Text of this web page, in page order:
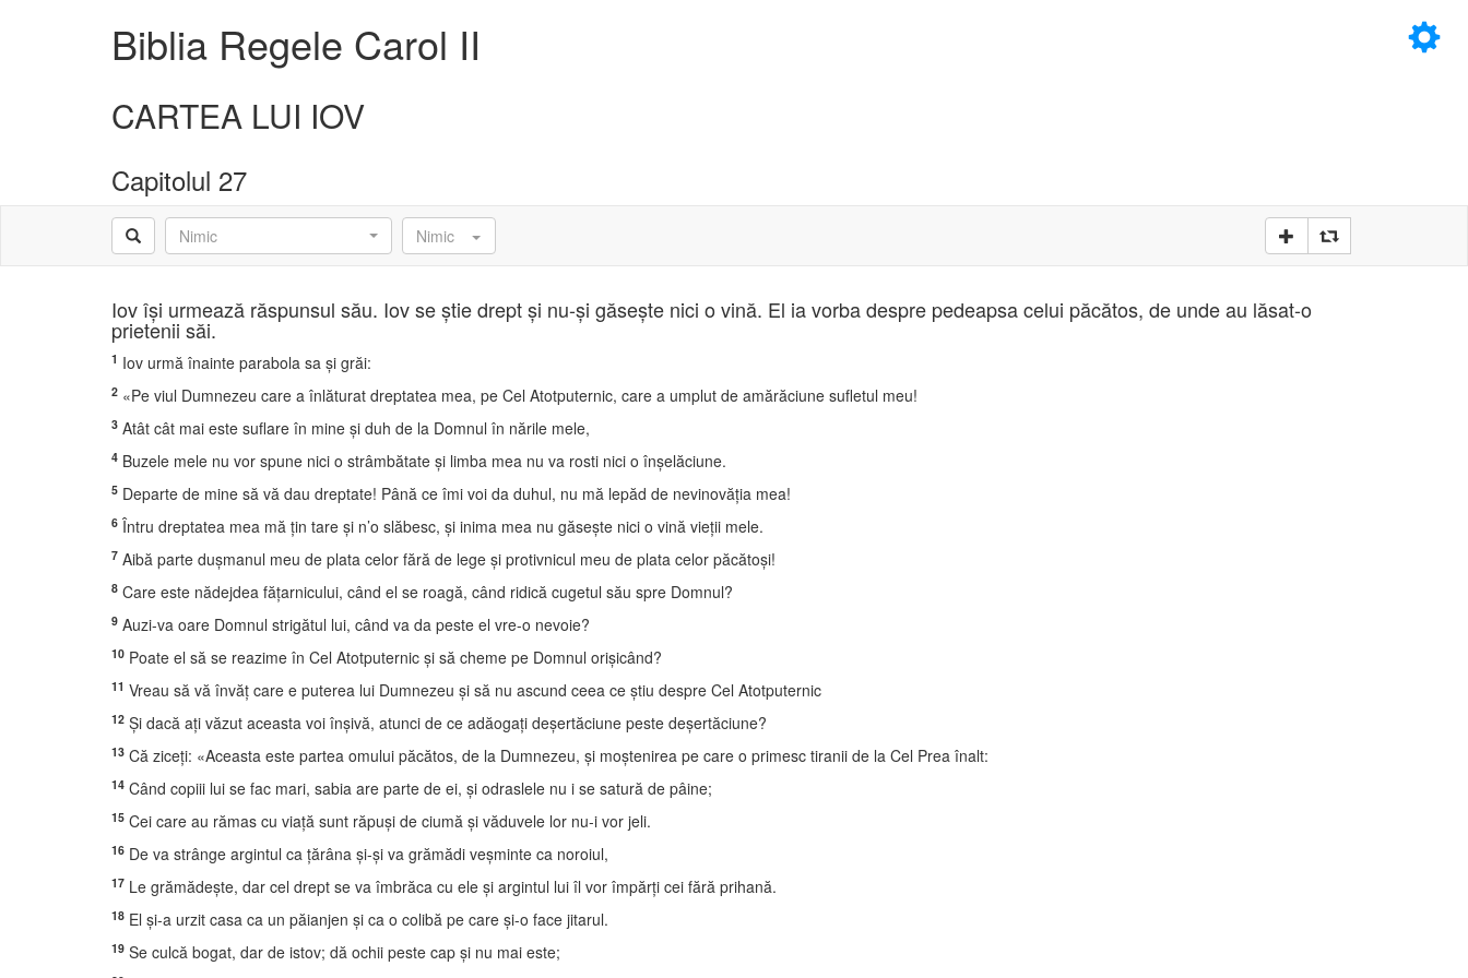
×
Biblia Regele Carol II
CARTEA LUI IOV
Capitolul 27
Nimic Nimic
Iov îşi urmează răspunsul său. Iov se ştie drept şi nu-şi găseşte nici o vină. El ia vorba despre pedeapsa celui păcătos, de unde au lăsat-o
prietenii săi.
1 Iov urmă înainte parabola sa şi grăi:
2 «Pe viul Dumnezeu care a înlăturat dreptatea mea, pe Cel Atotputernic, care a umplut de amărăciune sufletul meu!
3 Atât cât mai este suflare în mine şi duh de la Domnul în nările mele,
4 Buzele mele nu vor spune nici o strâmbătate şi limba mea nu va rosti nici o înşelăciune.
5 Departe de mine să vă dau dreptate! Până ce îmi voi da duhul, nu mă lepăd de nevinovăţia mea!
6 Întru dreptatea mea mă ţin tare şi n’o slăbesc, şi inima mea nu găseşte nici o vină vieţii mele.
7 Aibă parte duşmanul meu de plata celor fără de lege şi protivnicul meu de plata celor păcătoşi!
8 Care este nădejdea făţarnicului, când el se roagă, când ridică cugetul său spre Domnul?
9 Auzi-va oare Domnul strigătul lui, când va da peste el vre-o nevoie?
10 Poate el să se reazime în Cel Atotputernic şi să cheme pe Domnul orişicând?
11 Vreau să vă învăţ care e puterea lui Dumnezeu şi să nu ascund ceea ce ştiu despre Cel Atotputernic
12 Şi dacă aţi văzut aceasta voi înşivă, atunci de ce adăogaţi deşertăciune peste deşertăciune?
13 Că ziceţi: «Aceasta este partea omului păcătos, de la Dumnezeu, şi moştenirea pe care o primesc tiranii de la Cel Prea înalt:
14 Când copiii lui se fac mari, sabia are parte de ei, şi odraslele nu i se satură de pâine;
15 Cei care au rămas cu viaţă sunt răpuşi de ciumă şi văduvele lor nu-i vor jeli.
16 De va strânge argintul ca ţărâna şi-şi va grămădi veşminte ca noroiul,
17 Le grămădeşte, dar cel drept se va îmbrăca cu ele şi argintul lui îl vor împărţi cei fără prihană.
18 El şi-a urzit casa ca un păianjen şi ca o colibă pe care şi-o face jitarul.
19 Se culcă bogat, dar de istov; dă ochii peste cap şi nu mai este;